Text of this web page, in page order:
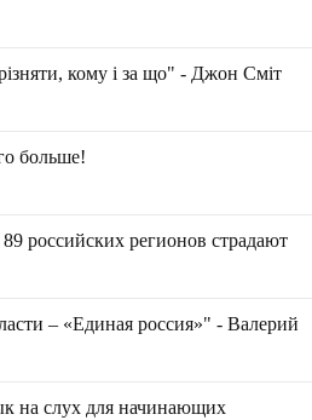
кому і за що" - Джон Сміт
больше!
российских регионов страдают
– «Единая россия»" - Валерий
слух для начинающих